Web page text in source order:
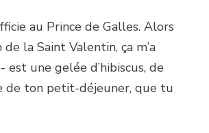
au Prince de Galles. Alors
de la Saint Valentin, ça m’a
une gelée d’hibiscus, de
de ton petit-déjeuner, que tu